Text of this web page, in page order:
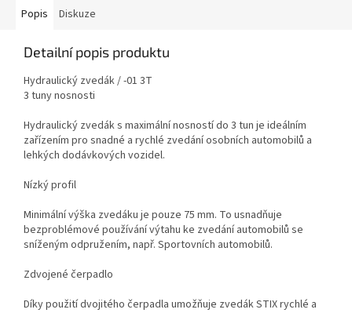
Popis Diskuze
Detailní popis produktu
Hydraulický zvedák / -01 3T
3 tuny nosnosti
Hydraulický zvedák s maximální nosností do 3 tun je ideálním
zařízením pro snadné a rychlé zvedání osobních automobilů a
lehkých dodávkových vozidel.
Nízký profil
Minimální výška zvedáku je pouze 75 mm. To usnadňuje
bezproblémové používání výtahu ke zvedání automobilů se
sníženým odpružením, např. Sportovních automobilů.
Zdvojené čerpadlo
Díky použití dvojitého čerpadla umožňuje zvedák STIX rychlé a